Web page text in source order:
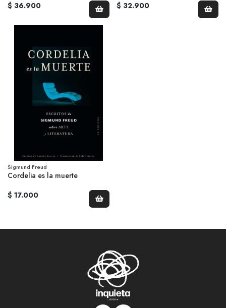
$ 36.900
$ 32.900
Sigmund Freud
Cordelia es la muerte
$ 17.000